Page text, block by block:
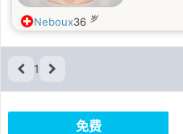
Neboux36 岁
1
免费